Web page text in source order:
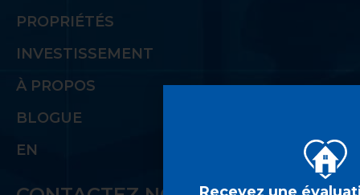
PROPRIÉTÉS
INVESTISSEMENT
À PROPOS
BLOGUE
EN